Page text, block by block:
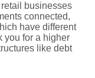
retail businesses
connected,
have different
you for a higher
like debt